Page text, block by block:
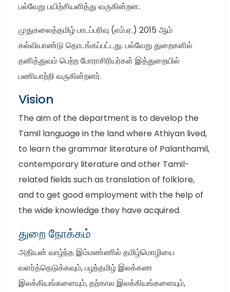
பல்வேறு பயிற்சியளித்து வருகின்றன.
முதுகலைத்தமிழ் பாடப்பரிவு (எம்.ஏ.) 2015 ஆம்
கல்வியாண்டு தொடங்கப்பட்டது. பல்வேறு துறைகளில்
தனித்துவம் பெற்ற போராசிரியர்கள் இத்துறையில்
பணியாற்றி வருகின்றனர்.
Vision
The aim of the department is to develop the
Tamil language in the land where Athiyan lived,
to learn the grammar literature of Palanthamil,
contemporary literature and other Tamil-
related fields such as translation of folklore,
and to get good employment with the help of
the wide knowledge they have acquired.
துறை நோக்கம்
அதியன் வாழ்ந்த இம்மண்ணில் தமிழ்மொழியை
வளர்த்தெடுக்கவும், பழந்தமிழ் இலக்கண
இலக்கியங்களையும், தற்கால இலக்கியங்களையும்,